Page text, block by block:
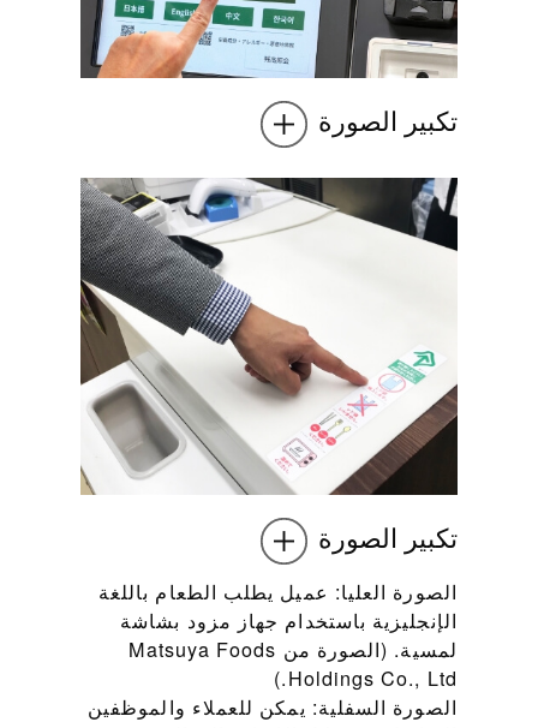
تكبير الصورة
تكبير الصورة
الصورة العليا: عميل يطلب الطعام باللغة
الإنجليزية باستخدام جهاز مزود بشاشة
لمسية. (الصورة من Matsuya Foods
Holdings Co., Ltd.)
الصورة السفلية: يمكن للعملاء والموظفين